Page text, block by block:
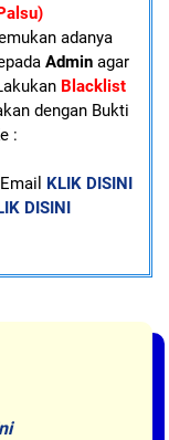
adanya
Adminagar
Blacklist
dengan Bukti
:
KLIK DISINI
DISINI